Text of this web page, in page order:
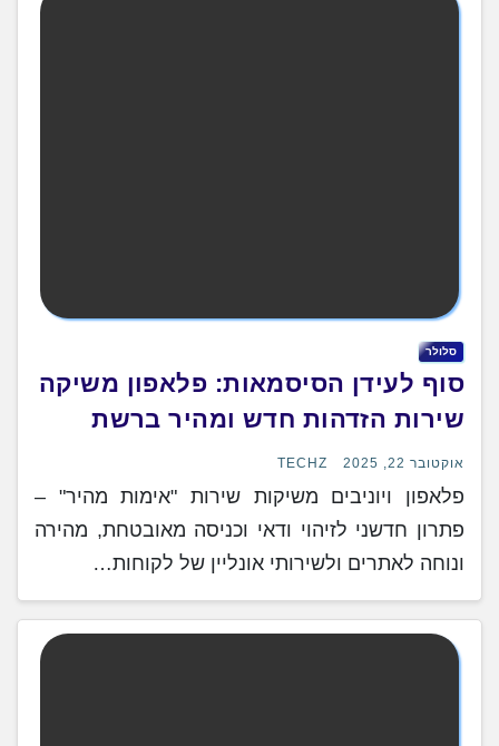
סלולר
סוף לעידן הסיסמאות: פלאפון משיקה
שירות הזדהות חדש ומהיר ברשת
אוקטובר 22, 2025 TECHZ
פלאפון ויוניבים משיקות שירות "אימות מהיר" –
פתרון חדשני לזיהוי ודאי וכניסה מאובטחת, מהירה
ונוחה לאתרים ולשירותי אונליין של לקוחות…